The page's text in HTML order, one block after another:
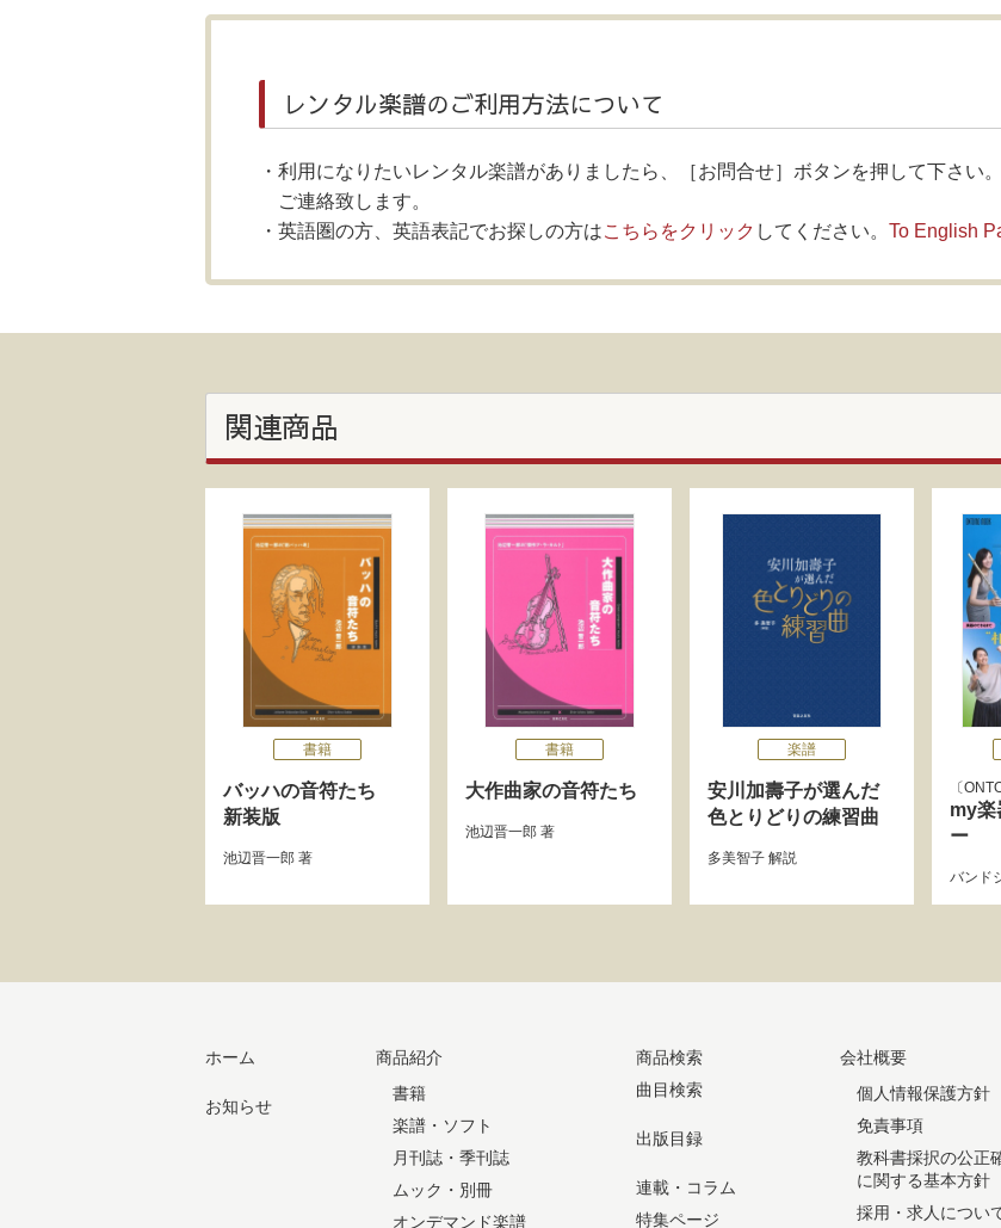
レンタル楽譜のご利用方法について
利用になりたいレンタル楽譜がありましたら、［お問合せ］ボタンを押して下さい
ご連絡致します。
英語圏の方、英語表記でお探しの方はこちらをクリック してください。 To English
関連商品
書籍
バッハの音符たち
新装版
池辺晋一郎 著
書籍
大作曲家の音符たち
池辺晋一郎 著
楽譜
安川加壽子が選んだ
色とりどりの練習曲
多美智子 解説
my楽
ー
バンド
ホーム
お知らせ
商品紹介
書籍
楽譜・ソフト
月刊誌・季刊誌
ムック・別冊
オンデマンド楽譜
商品検索
曲目検索
出版目録
連載・コラム
特集ページ
会社概要
個人情報保護方針
免責事項
教科書採択の公正
に関する基本方針
採用・求人につい